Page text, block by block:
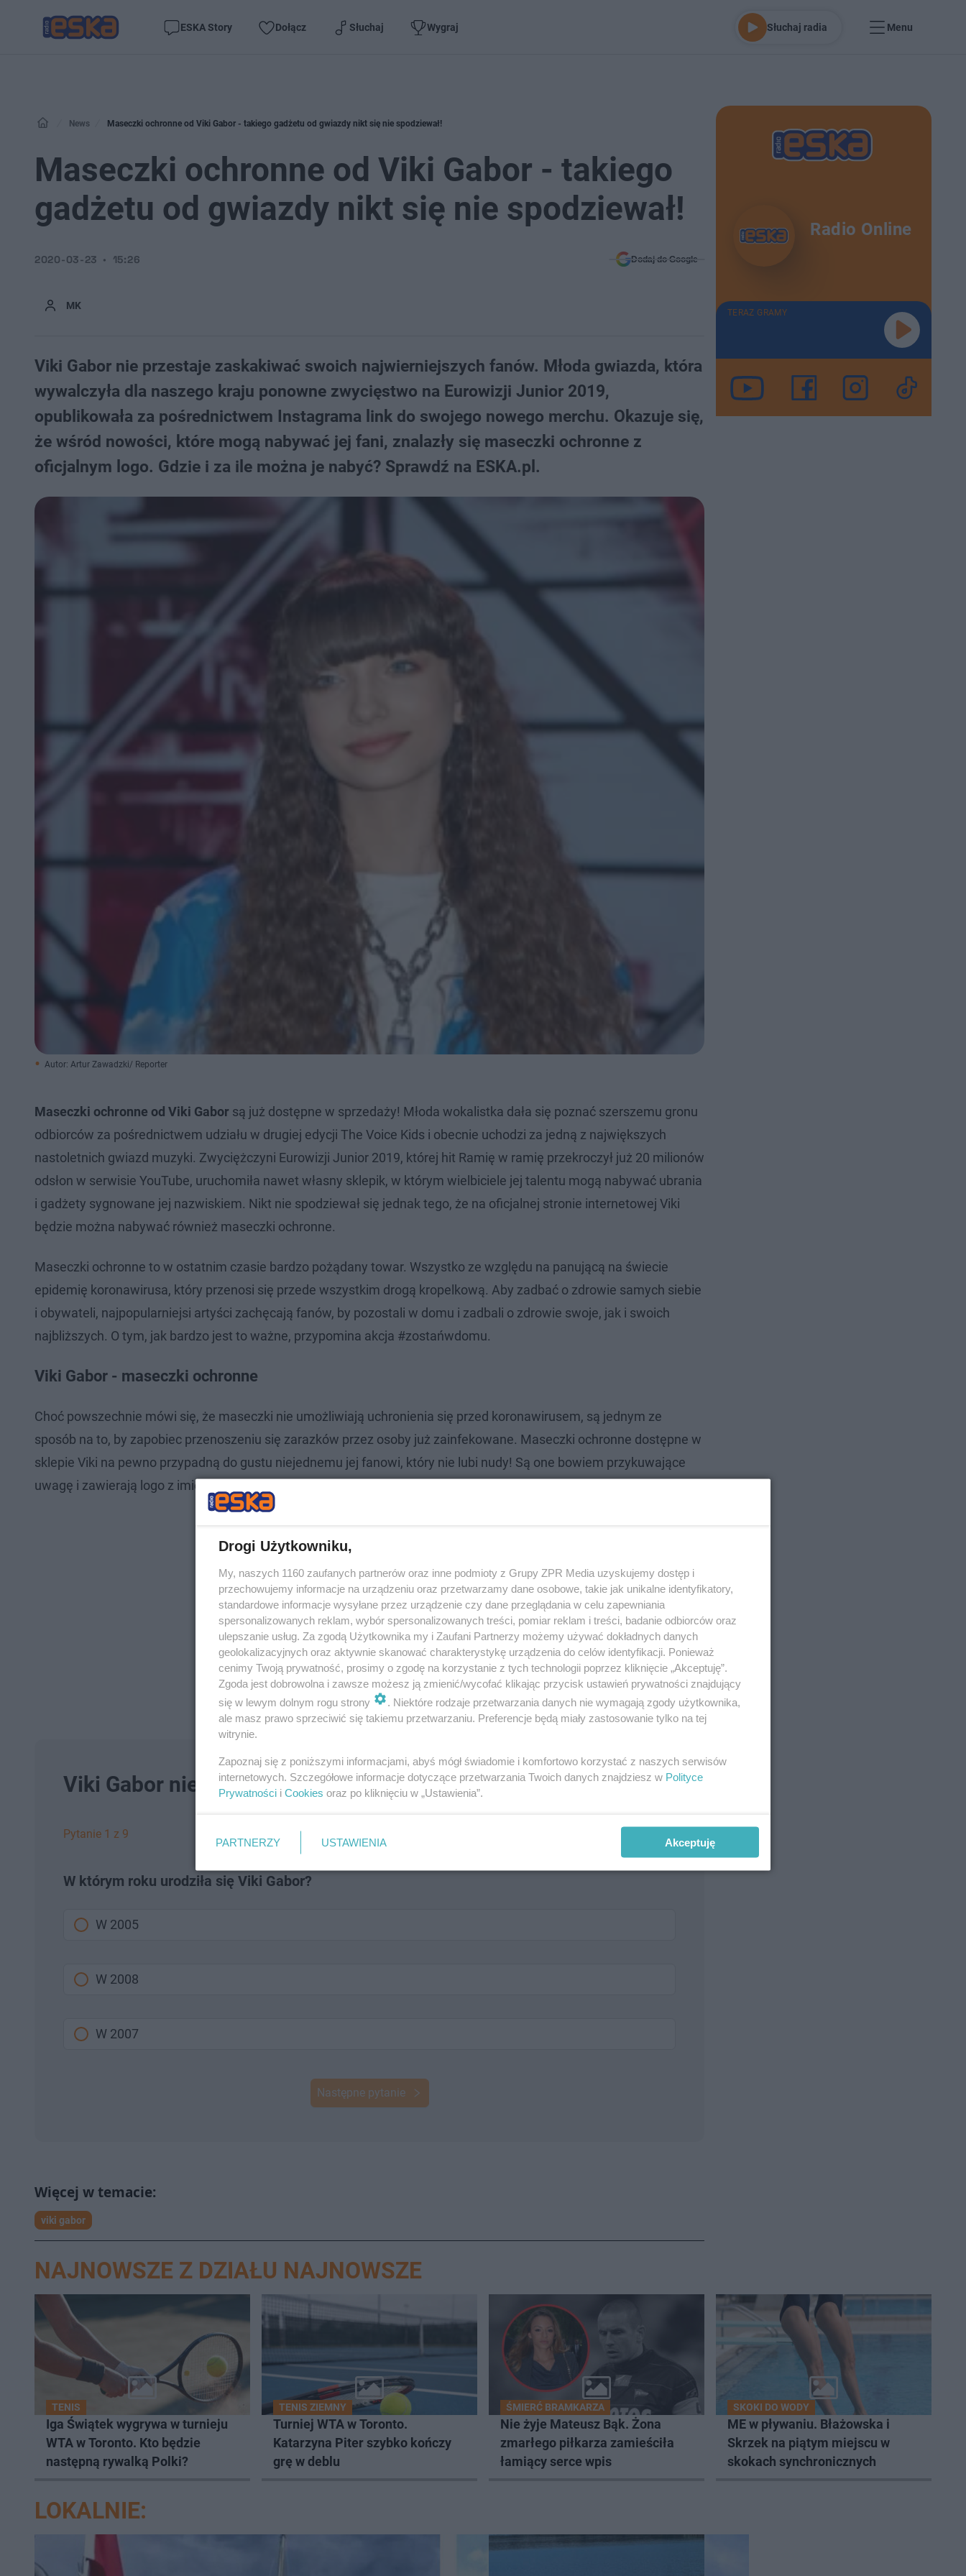
ESKA Story Dołącz Słuchaj Wygraj Słuchaj radia Menu
News Maseczki ochronne od Viki Gabor - takiego gadżetu od gwiazdy nikt się nie spodziewał!
Maseczki ochronne od Viki Gabor - takiego
gadżetu od gwiazdy nikt się nie spodziewał!
MK
2020-03-23 15:26 Dodaj do Google
Viki Gabor nie przestaje zaskakiwać swoich najwierniejszych fanów. Młoda gwiazda, która
wywalczyła dla naszego kraju ponowne zwycięstwo na Eurowizji Junior 2019,
opublikowała za pośrednictwem Instagrama link do swojego nowego merchu. Okazuje się,
że wśród nowości, które mogą nabywać jej fani, znalazły się maseczki ochronne z
oficjalnym logo. Gdzie i za ile można je nabyć? Sprawdź na ESKA.pl.
Autor: Artur Zawadzki/ Reporter
Maseczki ochronne od Viki Gabor są już dostępne w sprzedaży! Młoda wokalistka dała się poznać szerszemu gronu
odbiorców za pośrednictwem udziału w drugiej edycji The Voice Kids i obecnie uchodzi za jedną z największych
nastoletnich gwiazd muzyki. Zwyciężczyni Eurowizji Junior 2019, której hit Ramię w ramię przekroczył już 20 milionów
odsłon w serwisie YouTube, uruchomiła nawet własny sklepik, w którym wielbiciele jej talentu mogą nabywać ubrania
i gadżety sygnowane jej nazwiskiem. Nikt nie spodziewał się jednak tego, że na oficjalnej stronie internetowej Viki
będzie można nabywać również maseczki ochronne.
Maseczki ochronne to w ostatnim czasie bardzo pożądany towar. Wszystko ze względu na panującą na świecie
epidemię koronawirusa, który przenosi się przede wszystkim drogą kropelkową. Aby zadbać o zdrowie samych siebie
i obywateli, najpopularniejsi artyści zachęcają fanów, by pozostali w domu i zadbali o zdrowie swoje, jak i swoich
najbliższych. O tym, jak bardzo jest to ważne, przypomina akcja #zostańwdomu.
Viki Gabor - maseczki ochronne
Choć powszechnie mówi się, że maseczki nie umożliwiają uchronienia się przed koronawirusem, są jednym ze
sposób na to, by zapobiec przenoszeniu się zarazków przez osoby już zainfekowane. Maseczki ochronne dostępne w
sklepie Viki na pewno przypadną do gustu niejednemu jej fanowi, który nie lubi nudy! Są one bowiem przykuwające
uwagę i zawierają logo z imieniem i nazwiskiem wokalistki. Ich cena to 30 złotych.
Viki Gabor nie ma przed Tobą tajemnic? Sprawdź to!
Pytanie 1 z 9
W którym roku urodziła się Viki Gabor?
W 2005
W 2008
W 2007
Następne pytanie
viki gabor
Radio Online
TERAZ GRAMY
NAJNOWSZE Z DZIAŁU NAJNOWSZE
TENIS
Iga Świątek wygrywa w turnieju
WTA w Toronto. Kto będzie
następną rywalką Polki?
TENIS ZIEMNY
Turniej WTA w Toronto.
Katarzyna Piter szybko kończy
grę w deblu
ŚMIERĆ BRAMKARZA
Nie żyje Mateusz Bąk. Żona
zmarłego piłkarza zamieściła
łamiący serce wpis
SKOKI DO WODY
ME w pływaniu. Błażowska i
Skrzek na piątym miejscu w
skokach synchronicznych
LOKALNIE:
Drogi Użytkowniku,
My, naszych 1160 zaufanych partnerów oraz inne podmioty z Grupy ZPR Media uzyskujemy dostęp i
przechowujemy informacje na urządzeniu oraz przetwarzamy dane osobowe, takie jak unikalne identyfikatory,
standardowe informacje wysyłane przez urządzenie czy dane przeglądania w celu zapewniania
spersonalizowanych reklam, wybór spersonalizowanych treści, pomiar reklam i treści, badanie odbiorców oraz
ulepszanie usług. Za zgodą Użytkownika my i Zaufani Partnerzy możemy używać dokładnych danych
geolokalizacyjnych oraz aktywnie skanować charakterystykę urządzenia do celów identyfikacji. Ponieważ
cenimy Twoją prywatność, prosimy o zgodę na korzystanie z tych technologii poprzez kliknięcie „Akceptuję”.
Zgoda jest dobrowolna i zawsze możesz ją zmienić/wycofać klikając przycisk ustawień prywatności znajdujący
się w lewym dolnym rogu strony
. Niektóre rodzaje przetwarzania danych nie wymagają zgody użytkownika,
ale masz prawo sprzeciwić się takiemu przetwarzaniu. Preferencje będą miały zastosowanie tylko na tej
witrynie.
Zapoznaj się z poniższymi informacjami, abyś mógł świadomie i komfortowo korzystać z naszych serwisów
internetowych. Szczegółowe informacje dotyczące przetwarzania Twoich danych znajdziesz w Polityce
Prywatności i Cookies oraz po kliknięciu w „Ustawienia”.
PARTNERZY USTAWIENIA Akceptuję